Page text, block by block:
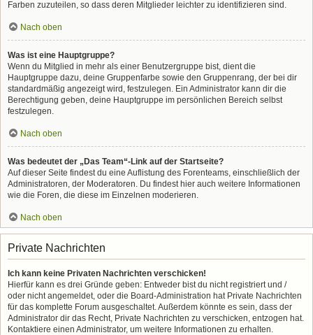
Farben zuzuteilen, so dass deren Mitglieder leichter zu identifizieren sind.
Nach oben
Was ist eine Hauptgruppe?
Wenn du Mitglied in mehr als einer Benutzergruppe bist, dient die
Hauptgruppe dazu, deine Gruppenfarbe sowie den Gruppenrang, der bei dir
standardmäßig angezeigt wird, festzulegen. Ein Administrator kann dir die
Berechtigung geben, deine Hauptgruppe im persönlichen Bereich selbst
festzulegen.
Nach oben
Was bedeutet der „Das Team“-Link auf der Startseite?
Auf dieser Seite findest du eine Auflistung des Forenteams, einschließlich der
Administratoren, der Moderatoren. Du findest hier auch weitere Informationen
wie die Foren, die diese im Einzelnen moderieren.
Nach oben
Private Nachrichten
Ich kann keine Privaten Nachrichten verschicken!
Hierfür kann es drei Gründe geben: Entweder bist du nicht registriert und /
oder nicht angemeldet, oder die Board-Administration hat Private Nachrichten
für das komplette Forum ausgeschaltet. Außerdem könnte es sein, dass der
Administrator dir das Recht, Private Nachrichten zu verschicken, entzogen hat.
Kontaktiere einen Administrator, um weitere Informationen zu erhalten.